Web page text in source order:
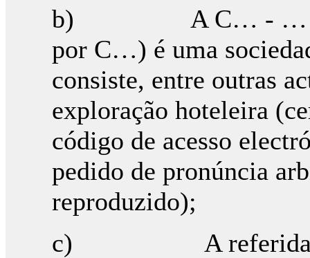
b) A C… - … S.A.
por C…) é uma
consiste, entre outras
exploração hoteleira
código de acesso
pedido de pronúncia
reproduzido);
c) A referida